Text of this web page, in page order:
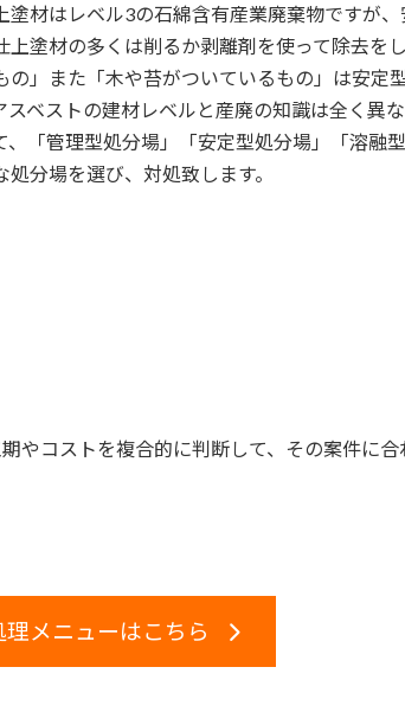
塗材はレベル3の石綿含有産業廃棄物ですが
上塗材の多くは削るか剥離剤を使って除去を
の」また「木や苔がついているもの」は安定
スベストの建材レベルと産廃の知識は全く異
、「管理型処分場」「安定型処分場」「溶融
処分場を選び、対処致します。
やコストを複合的に判断して、その案件に
理メニューはこちら